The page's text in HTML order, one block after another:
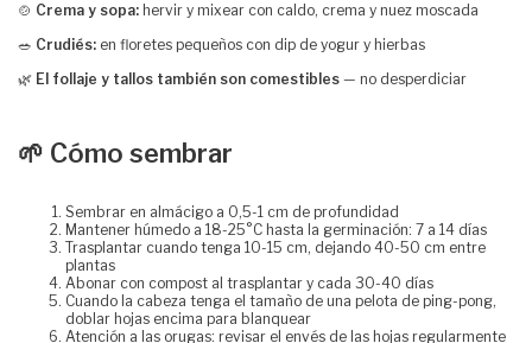
🍲 Crema y sopa: hervir y mixear con caldo, crema y nuez moscada
🥗 Crudiés: en floretes pequeños con dip de yogur y hierbas
🌿 El follaje y tallos también son comestibles — no desperdiciar
🌱 Cómo sembrar
Sembrar en almácigo a 0,5-1 cm de profundidad
Mantener húmedo a 18-25°C hasta la germinación: 7 a 14 días
Trasplantar cuando tenga 10-15 cm, dejando 40-50 cm entre
plantas
Abonar con compost al trasplantar y cada 30-40 días
Cuando la cabeza tenga el tamaño de una pelota de ping-pong,
doblar hojas encima para blanquear
Atención a las orugas: revisar el envés de las hojas regularmente